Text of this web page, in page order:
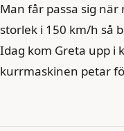
Man får passa sig
storlek i 150 km/h så
Idag kom Greta upp i
kurrmaskinen petar